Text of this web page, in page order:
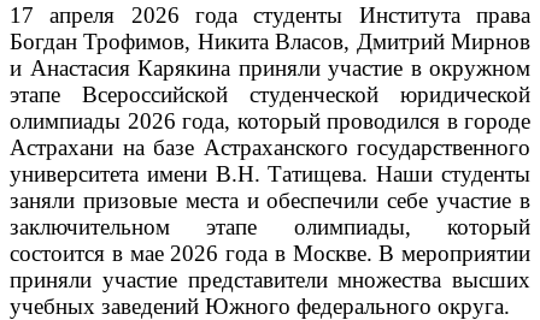
17 апреля 2026 года студенты Института права
Богдан Трофимов, Никита Власов, Дмитрий Мирнов
и Анастасия Карякина приняли участие в окружном
этапе Всероссийской студенческой юридической
олимпиады 2026 года, который проводился в городе
Астрахани на базе Астраханского государственного
университета имени В.Н. Татищева.Наши студенты
заняли призовые места и обеспечили себе участие в
заключительном этапе олимпиады, который
состоится в мае 2026 года в Москве. В мероприятии
приняли участие представители множества высших
учебных заведений Южного федерального округа.